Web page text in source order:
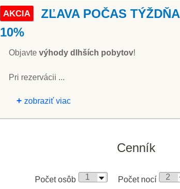
AKCIA
ZĽAVA POČAS TÝŽDŇA
10%
Objavte výhody dlhších pobytov!
Pri rezervácii ...
+ zobraziť viac
Cenník
Počet osôb Počet nocí